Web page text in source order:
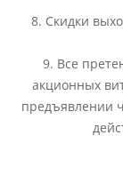
8. Скидки
9. Все
акционных
предъявлении